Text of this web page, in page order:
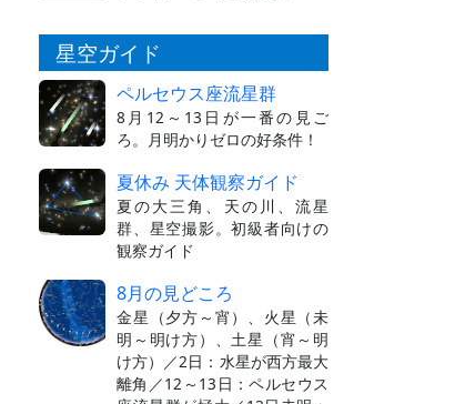
星空ガイド
ペルセウス座流星群
8月12～13日が一番の見ご
ろ。月明かりゼロの好条件！
夏休み 天体観察ガイド
夏の大三角、天の川、流星
群、星空撮影。初級者向けの
観察ガイド
8月の見どころ
金星（夕方～宵）、火星（未
明～明け方）、土星（宵～明
け方）／2日：水星が西方最大
離角／12～13日：ペルセウス